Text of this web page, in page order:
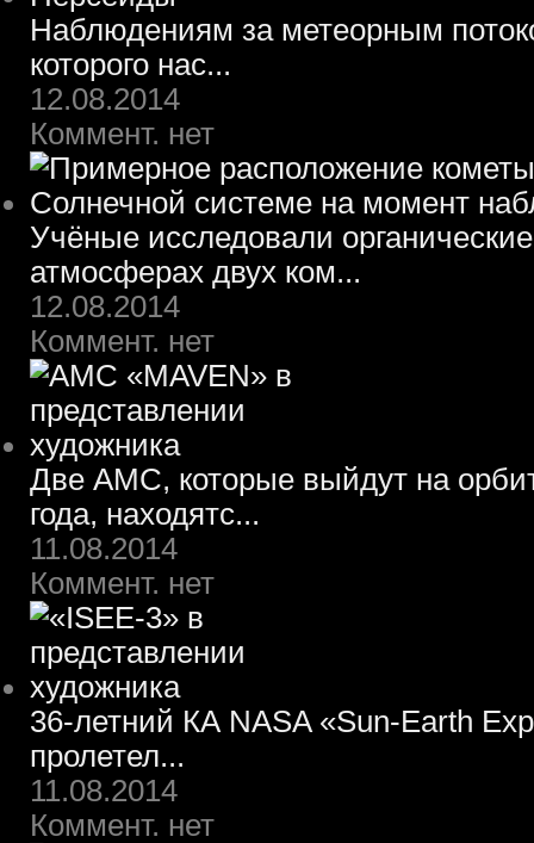
Наблюдениям за метеорным
которого нас...
12.08.2014
Коммент. нет
Учёные исследовали
атмосферах двух ком...
12.08.2014
Коммент. нет
Две АМС, которые выйдут на
года, находятс...
11.08.2014
Коммент. нет
36-летний КА NASA «Sun-Earth
пролетел...
11.08.2014
Коммент. нет